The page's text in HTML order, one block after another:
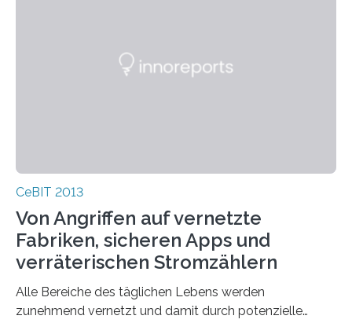
CeBIT 2013
Von Angriffen auf vernetzte
Fabriken, sicheren Apps und
verräterischen Stromzählern
Alle Bereiche des täglichen Lebens werden
zunehmend vernetzt und damit durch potenzielle